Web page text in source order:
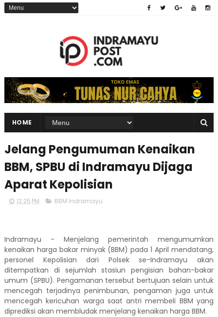
HOME
Jelang Pengumuman Kenaikan
BBM, SPBU di Indramayu Dijaga
Aparat Kepolisian
12:25 PM BBM Indramayu
Indramayu - Menjelang pemerintah mengumumkan
kenaikan harga bakar minyak (BBM) pada 1 April mendatang,
personel Kepolisian dari Polsek se-Indramayu akan
ditempatkan di sejumlah stasiun pengisian bahan-bakar
umum (SPBU). Pengamanan tersebut bertujuan selain untuk
mencegah terjadinya penimbunan, pengaman juga untuk
mencegah kericuhan warga saat antri membeli BBM yang
diprediksi akan membludak menjelang kenaikan harga BBM.